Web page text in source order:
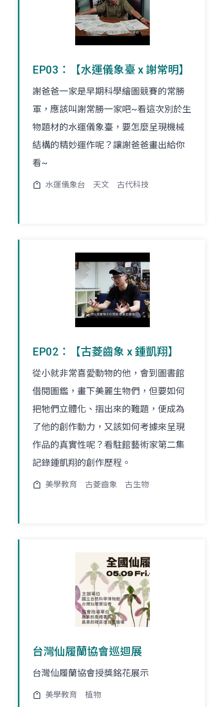
EP03：【水運儀象臺 x 謝常明】
謝爸爸一家是早期科學繪圖競賽的常勝
軍，應該叫謝常勝一家吧~看這次別於生
物題材的水運儀象臺，要怎麼呈現機械
結構的精妙運作呢？讓謝爸爸畫出給你
看~
水運儀象台 天文 古代科技
EP02：【古菱齒象 x 鍾凱翔】
從小就非常喜愛動物的他，會到圖書館
借閱圖鑑，畫下美麗生物們，但要如何
把牠們立體化、摺出來的難題，便成為
了他的創作動力，又該如何考據來呈現
作品的真實性呢？看駐館藝術家第二集
記錄鍾凱翔的創作歷程。
美學教育 古菱齒象 古生物
台灣仙履蘭協會巡迴展
台灣仙履蘭協會授獎銘花展示
美學教育 植物